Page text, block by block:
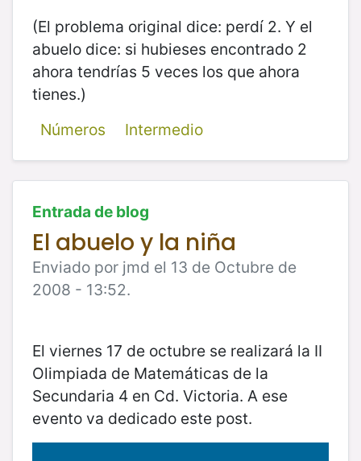
(El problema original dice: perdí 2. Y el
abuelo dice: si hubieses encontrado 2
ahora tendrías 5 veces los que ahora
tienes.)
Números
Intermedio
Entrada de blog
El abuelo y la niña
Enviado por jmd el 13 de Octubre de
2008 - 13:52.
El viernes 17 de octubre se realizará la II
Olimpiada de Matemáticas de la
Secundaria 4 en Cd. Victoria. A ese
evento va dedicado este post.